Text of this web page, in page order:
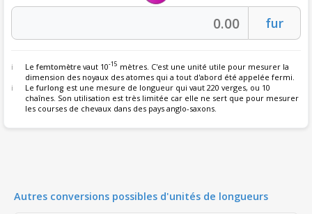
Lefemtomètre vaut 10-15 mètres. C'est une unité utile pour mesurer la
dimension des noyaux des atomes qui a tout d'abord été appelée fermi.
Lefurlong est une mesure de longueur qui vaut 220 verges, ou 10
chaînes. Son utilisation est très limitée car elle ne sert que pour mesurer
les courses de chevaux dans des pays anglo-saxons.
Autres conversions possibles d'unités de longueurs